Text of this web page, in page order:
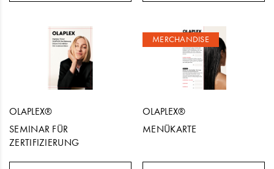
OLAPLEX®
SEMINAR FÜR
ZERTIFIZIERUNG
MERCHANDISE
OLAPLEX®
MENÜKARTE